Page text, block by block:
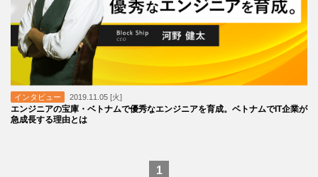
インタビュー 2019.11.05 [火]
エンジニアの宝庫・ベトナムで優秀なエンジニアを育成。ベトナムでIT企業が
急成長する理由とは
1